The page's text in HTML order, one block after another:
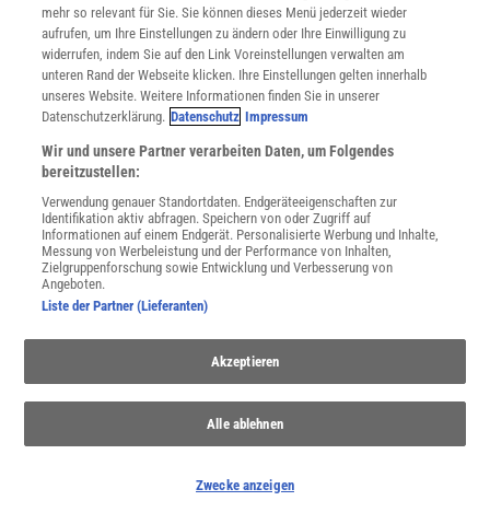
Artenvielfalt und Artensterben
Noch ist die Biodiversität nicht in ihrem gesamten Ausmaß
bekannt, und doch fegt wohl schon die sechste große
Aussterbewelle in der Erdgeschichte durch ihre Reihen.
mehr so relevant für Sie. Sie können dieses Menü jederzeit wieder
aufrufen, um Ihre Einstellungen zu ändern oder Ihre Einwilligung zu
widerrufen, indem Sie auf den Link Voreinstellungen verwalten am
unteren Rand der Webseite klicken. Ihre Einstellungen gelten innerhalb
unseres Website. Weitere Informationen finden Sie in unserer
Datenschutzerklärung. Datenschutz Impressum
Wir und unsere Partner verarbeiten Daten, um Folgendes
bereitzustellen:
Verwendung genauer Standortdaten. Endgeräteeigenschaften zur
Identifikation aktiv abfragen. Speichern von oder Zugriff auf
Informationen auf einem Endgerät. Personalisierte Werbung und Inhalte,
Messung von Werbeleistung und der Performance von Inhalten,
Zielgruppenforschung sowie Entwicklung und Verbesserung von
Angeboten.
Liste der Partner (Lieferanten)
Akzeptieren
Alle ablehnen
Zwecke anzeigen